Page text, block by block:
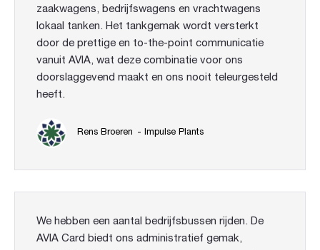
zaakwagens, bedrijfswagens en vrachtwagens
lokaal tanken. Het tankgemak wordt versterkt
door de prettige en to-the-point communicatie
vanuit AVIA, wat deze combinatie voor ons
doorslaggevend maakt en ons nooit teleurgesteld
heeft.
Rens Broeren - Impulse Plants
We hebben een aantal bedrijfsbussen rijden. De
AVIA Card biedt ons administratief gemak,